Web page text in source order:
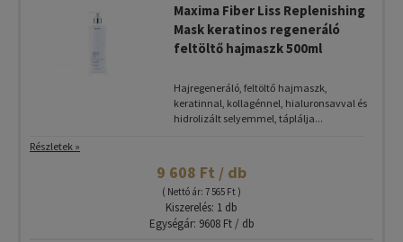
Maxima Fiber Liss Replenishing
Mask keratinos regeneráló
feltöltő hajmaszk 500ml
Hajregeneráló, feltöltő hajmaszk,
keratinnal, kollagénnel, hialuronsavval és
hidrolizált selyemmel, táplálja...
Részletek »
9 608 Ft / db
( Nettó ár: 7 565 Ft )
Kiszerelés: 1 db
Egységár: 9608 Ft / db